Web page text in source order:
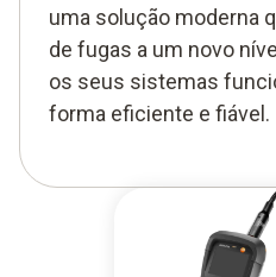
uma solução moderna
de fugas a um novo
os seus sistemas
forma eficiente e fiável.